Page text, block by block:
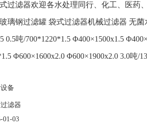
过滤器欢迎各水处理同行、化工、医药
璃钢过滤罐 袋式过滤器机械过滤器 无菌
0.5吨/700*1220*1.5 Φ400×1500x1.5
Φ600×1600x2.0 Φ600×1900x2.0 3.0吨/
备
滤器
01-03